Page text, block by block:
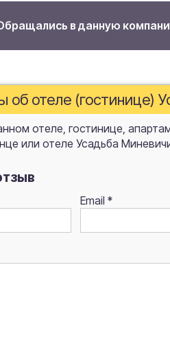
в данную
об отеле (гостинице)
отеле, гостинице,
или отеле Усадьба
Email *